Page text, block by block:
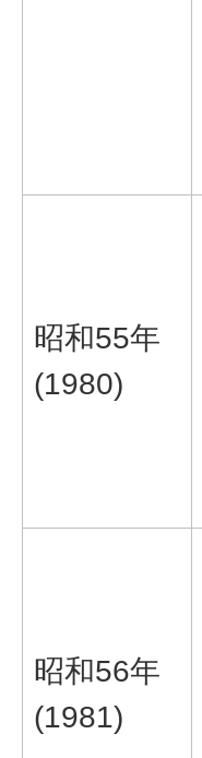
昭和55年
(1980)
昭和56年
(1981)